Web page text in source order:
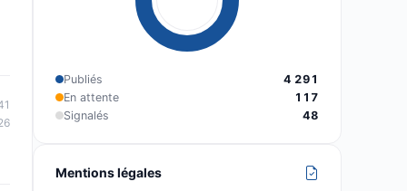
Publiés
4 291
En attente
117
Signalés
48
Mentions légales